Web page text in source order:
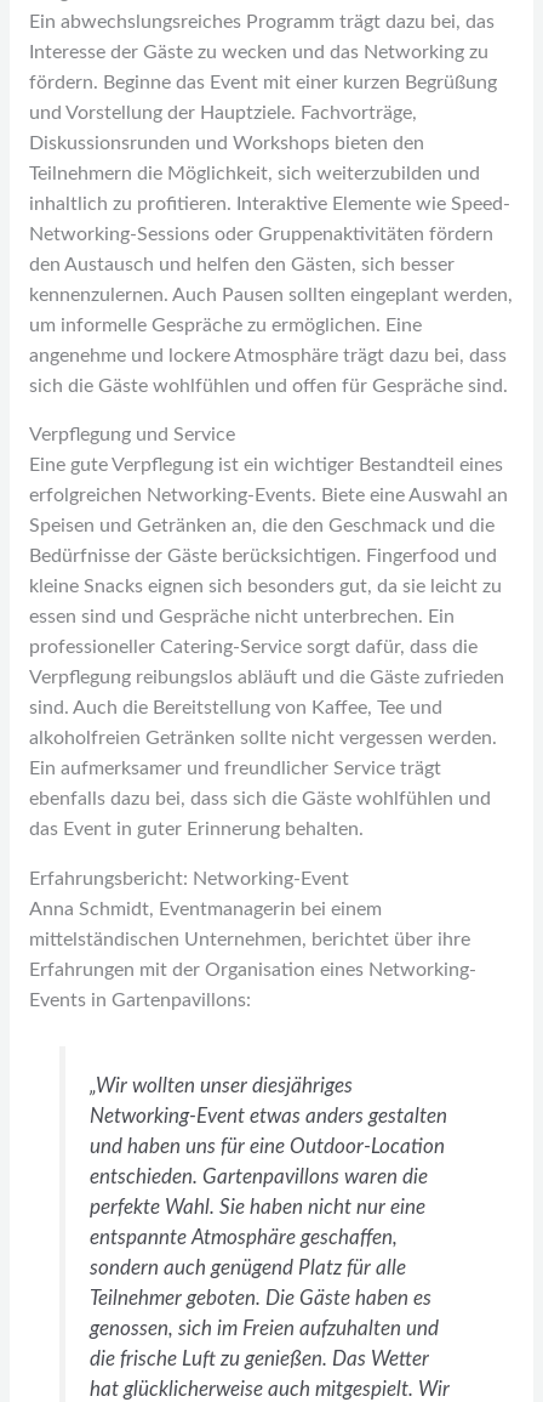
Ein abwechslungsreiches Programm trägt dazu bei, das
Interesse der Gäste zu wecken und das Networking zu
fördern. Beginne das Event mit einer kurzen Begrüßung
und Vorstellung der Hauptziele. Fachvorträge,
Diskussionsrunden und Workshops bieten den
Teilnehmern die Möglichkeit, sich weiterzubilden und
inhaltlich zu profitieren. Interaktive Elemente wie Speed-
Networking-Sessions oder Gruppenaktivitäten fördern
den Austausch und helfen den Gästen, sich besser
kennenzulernen. Auch Pausen sollten eingeplant werden,
um informelle Gespräche zu ermöglichen. Eine
angenehme und lockere Atmosphäre trägt dazu bei, dass
sich die Gäste wohlfühlen und offen für Gespräche sind.
Verpflegung und Service
Eine gute Verpflegung ist ein wichtiger Bestandteil eines
erfolgreichen Networking-Events. Biete eine Auswahl an
Speisen und Getränken an, die den Geschmack und die
Bedürfnisse der Gäste berücksichtigen. Fingerfood und
kleine Snacks eignen sich besonders gut, da sie leicht zu
essen sind und Gespräche nicht unterbrechen. Ein
professioneller Catering-Service sorgt dafür, dass die
Verpflegung reibungslos abläuft und die Gäste zufrieden
sind. Auch die Bereitstellung von Kaffee, Tee und
alkoholfreien Getränken sollte nicht vergessen werden.
Ein aufmerksamer und freundlicher Service trägt
ebenfalls dazu bei, dass sich die Gäste wohlfühlen und
das Event in guter Erinnerung behalten.
Erfahrungsbericht: Networking-Event
Anna Schmidt, Eventmanagerin bei einem
mittelständischen Unternehmen, berichtet über ihre
Erfahrungen mit der Organisation eines Networking-
Events in Gartenpavillons:
„Wir wollten unser diesjähriges
Networking-Event etwas anders gestalten
und haben uns für eine Outdoor-Location
entschieden. Gartenpavillons waren die
perfekte Wahl. Sie haben nicht nur eine
entspannte Atmosphäre geschaffen,
sondern auch genügend Platz für alle
Teilnehmer geboten. Die Gäste haben es
genossen, sich im Freien aufzuhalten und
die frische Luft zu genießen. Das Wetter
hat glücklicherweise auch mitgespielt. Wir